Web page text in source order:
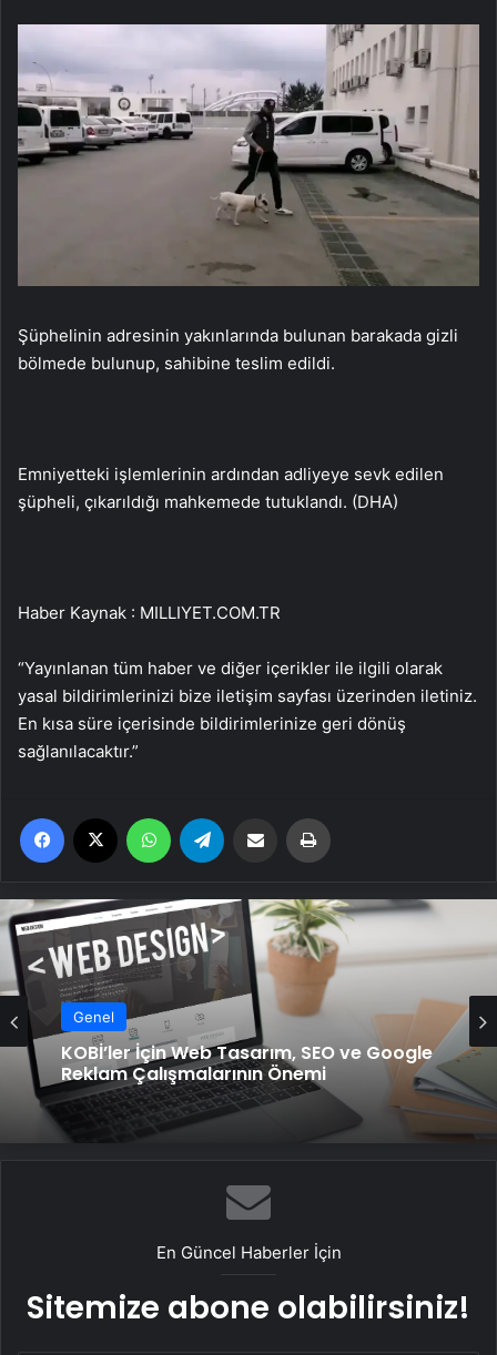
Şüphelinin adresinin yakınlarında bulunan barakada gizli
bölmede bulunup, sahibine teslim edildi.
Emniyetteki işlemlerinin ardından adliyeye sevk edilen
şüpheli, çıkarıldığı mahkemede tutuklandı. (DHA)
Haber Kaynak : MILLIYET.COM.TR
“Yayınlanan tüm haber ve diğer içerikler ile ilgili olarak
yasal bildirimlerinizi bize iletişim sayfası üzerinden iletiniz.
En kısa süre içerisinde bildirimlerinize geri dönüş
sağlanılacaktır.”
Facebook WhatsApp Email'den paylaş
Genel
KOBİ’ler İçin Web Tasarım, SEO ve Google
Reklam Çalışmalarının Önemi
En Güncel Haberler İçin
Sitemize abone olabilirsiniz!